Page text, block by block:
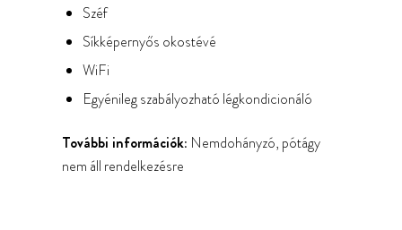
Széf
Síkképernyős okostévé
WiFi
Egyénileg szabályozható légkondicionáló
További információk: Nemdohányzó, pótágy
nem áll rendelkezésre